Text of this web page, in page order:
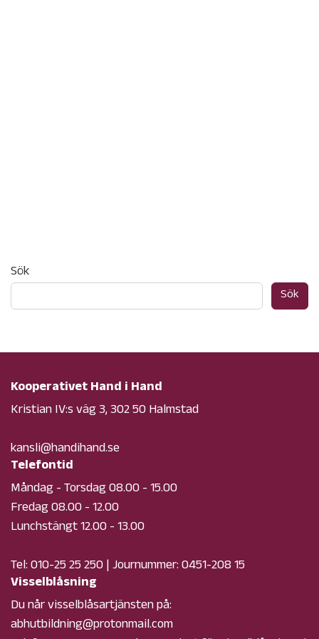
Sök
Sök
Kooperativet Hand i Hand
Kristian IV:s väg 3, 302 50 Halmstad
kansli@handihand.se
Telefontid
Måndag - Torsdag 08.00 - 15.00
Fredag 08.00 - 12.00
Lunchstängt 12.00 - 13.00
Tel:010-25 25 250| Journummer:0451-208 15
Visselblåsning
Du når visselblåsartjänsten på:
abhutbildning@protonmail.com